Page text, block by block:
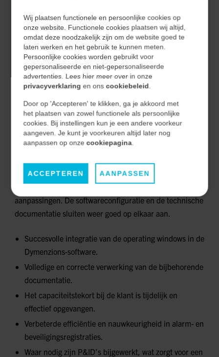
Het team heeft gewerkt aan het verwerken van de
benodigde documentatie en het integreren van
operating windows in Dymenzions.
Tijdens de opdracht is regulier overleg met de klant
geweest over de voorgang en inhoudelijke keuzes en
adviezen in de opdracht.
integraties correct weer te geven.
HET RESULTAAT
alarm- en beveiligingsregistraties, met een dossier dat
klaar is voor verder gebruik en toekomstige
aanpassingen. De softwareconfiguratie en de technische
documentatie sluiten weer goed op elkaar aan.
Succesvolle integratie van de operating windows in de
Dymenzions-software.
Volledige en correcte verwerking van de bijbehorende
documentatie.
Het capaciteitstekort bij de klant is tijdelijk en
effectief opgevangen.
Verbeterde efficiëntie en nauwkeurigheid in alarm- en
beveiligingsregistraties.
Waar nodig zijn P&ID’s bijgewerkt, wat zorgt voor een
Wij plaatsen functionele en persoonlijke cookies op
onze website. Functionele cookies plaatsen wij altijd,
omdat deze noodzakelijk zijn om de website goed te
laten werken en het gebruik te kunnen meten.
Persoonlijke cookies worden gebruikt voor
gepersonaliseerde en niet-gepersonaliseerde
advertenties. Lees hier meer over in onze
privacyverklaring en onscookiebeleid .
Door op 'Accepteren' te klikken, ga je akkoord met
het plaatsen van zowel functionele als persoonlijke
cookies. Bij instellingen kun je een andere voorkeur
aangeven. Je kunt je voorkeuren altijd later nog
aanpassen op onzecookiepagina.
ACCEPTEREN AANPASSEN